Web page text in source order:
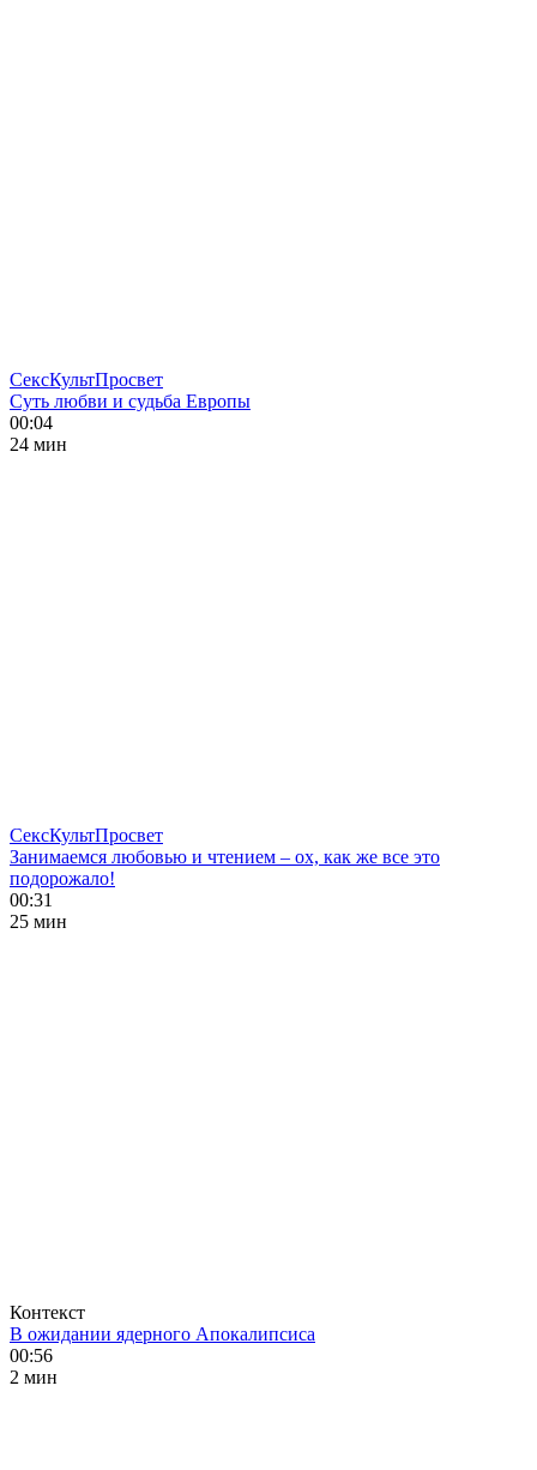
СексКультПросвет
Суть любви и судьба Европы
00:04
24 мин
СексКультПросвет
Занимаемся любовью и чтением – ох, как же все это
подорожало!
00:31
25 мин
Контекст
В ожидании ядерного Апокалипсиса
00:56
2 мин